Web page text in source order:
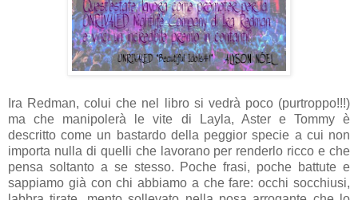
Ira Redman, colui che nel libro si vedrà poco (purtroppo!!!)
ma che manipolerà le vite di Layla, Aster e Tommy è
descritto come un bastardo della peggior specie a cui non
importa nulla di quelli che lavorano per renderlo ricco e che
pensa soltanto a se stesso. Poche frasi, poche battute e
sappiamo già con chi abbiamo a che fare: occhi socchiusi,